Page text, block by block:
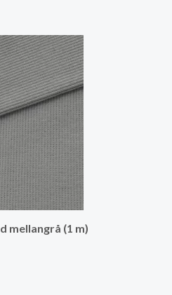
mellangrå (1 m)